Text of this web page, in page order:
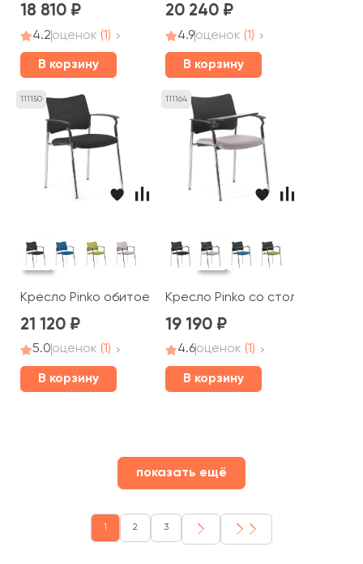
18 810
4.2оценок (1)
В корзину
20 240
4.9оценок (1)
В корзину
111150
Кресло Pinko обитое на опорах
21 120
5.0оценок (1)
В корзину
111164
Кресло Pinko со столиком на
19 190
4.6оценок (1)
В корзину
показать ещё
1 2 3